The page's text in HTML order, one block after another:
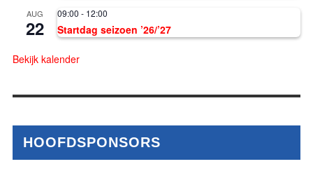
AUG
22
09:00 - 12:00
Startdag seizoen ’26/’27
Bekijk kalender
HOOFDSPONSORS